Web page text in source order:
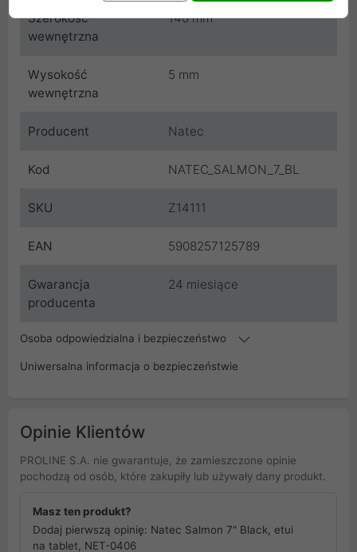
Szerokość
wewnętrzna
140 mm
Wysokość
wewnętrzna
5 mm
Producent Natec
Kod NATEC_SALMON_7_BL
SKU Z14111
EAN 5908257125789
Gwarancja
producenta
24 miesiące
Osoba odpowiedzialna i bezpieczeństwo
Uniwersalna informacja o bezpieczeństwie
Opinie Klientów
PROLINE S.A. nie gwarantuje, że zamieszczone opinie
pochodzą od osób, które zakupiły lub używały dany produkt.
Masz ten produkt?
Dodaj pierwszą opinię: Natec Salmon 7" Black, etui
na tablet, NET-0406